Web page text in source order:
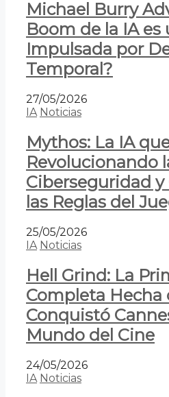
Michael Burry
Boom de la IA
Impulsada por
Temporal?
27/05/2026
IA Noticias
Mythos: La IA
Revolucionando
Ciberseguridad
las Reglas del
25/05/2026
IA Noticias
Hell Grind: La
Completa Hecha
Conquistó
Mundo del Cine
24/05/2026
IA Noticias